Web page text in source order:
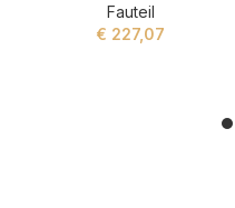
Fauteil
€ 227,07